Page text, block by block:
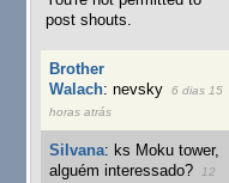
post shouts.
Brother
Walach:nevsky
6 dias 15
horas atrás
Silvana: ks Moku tower,
alguém interessado?
12